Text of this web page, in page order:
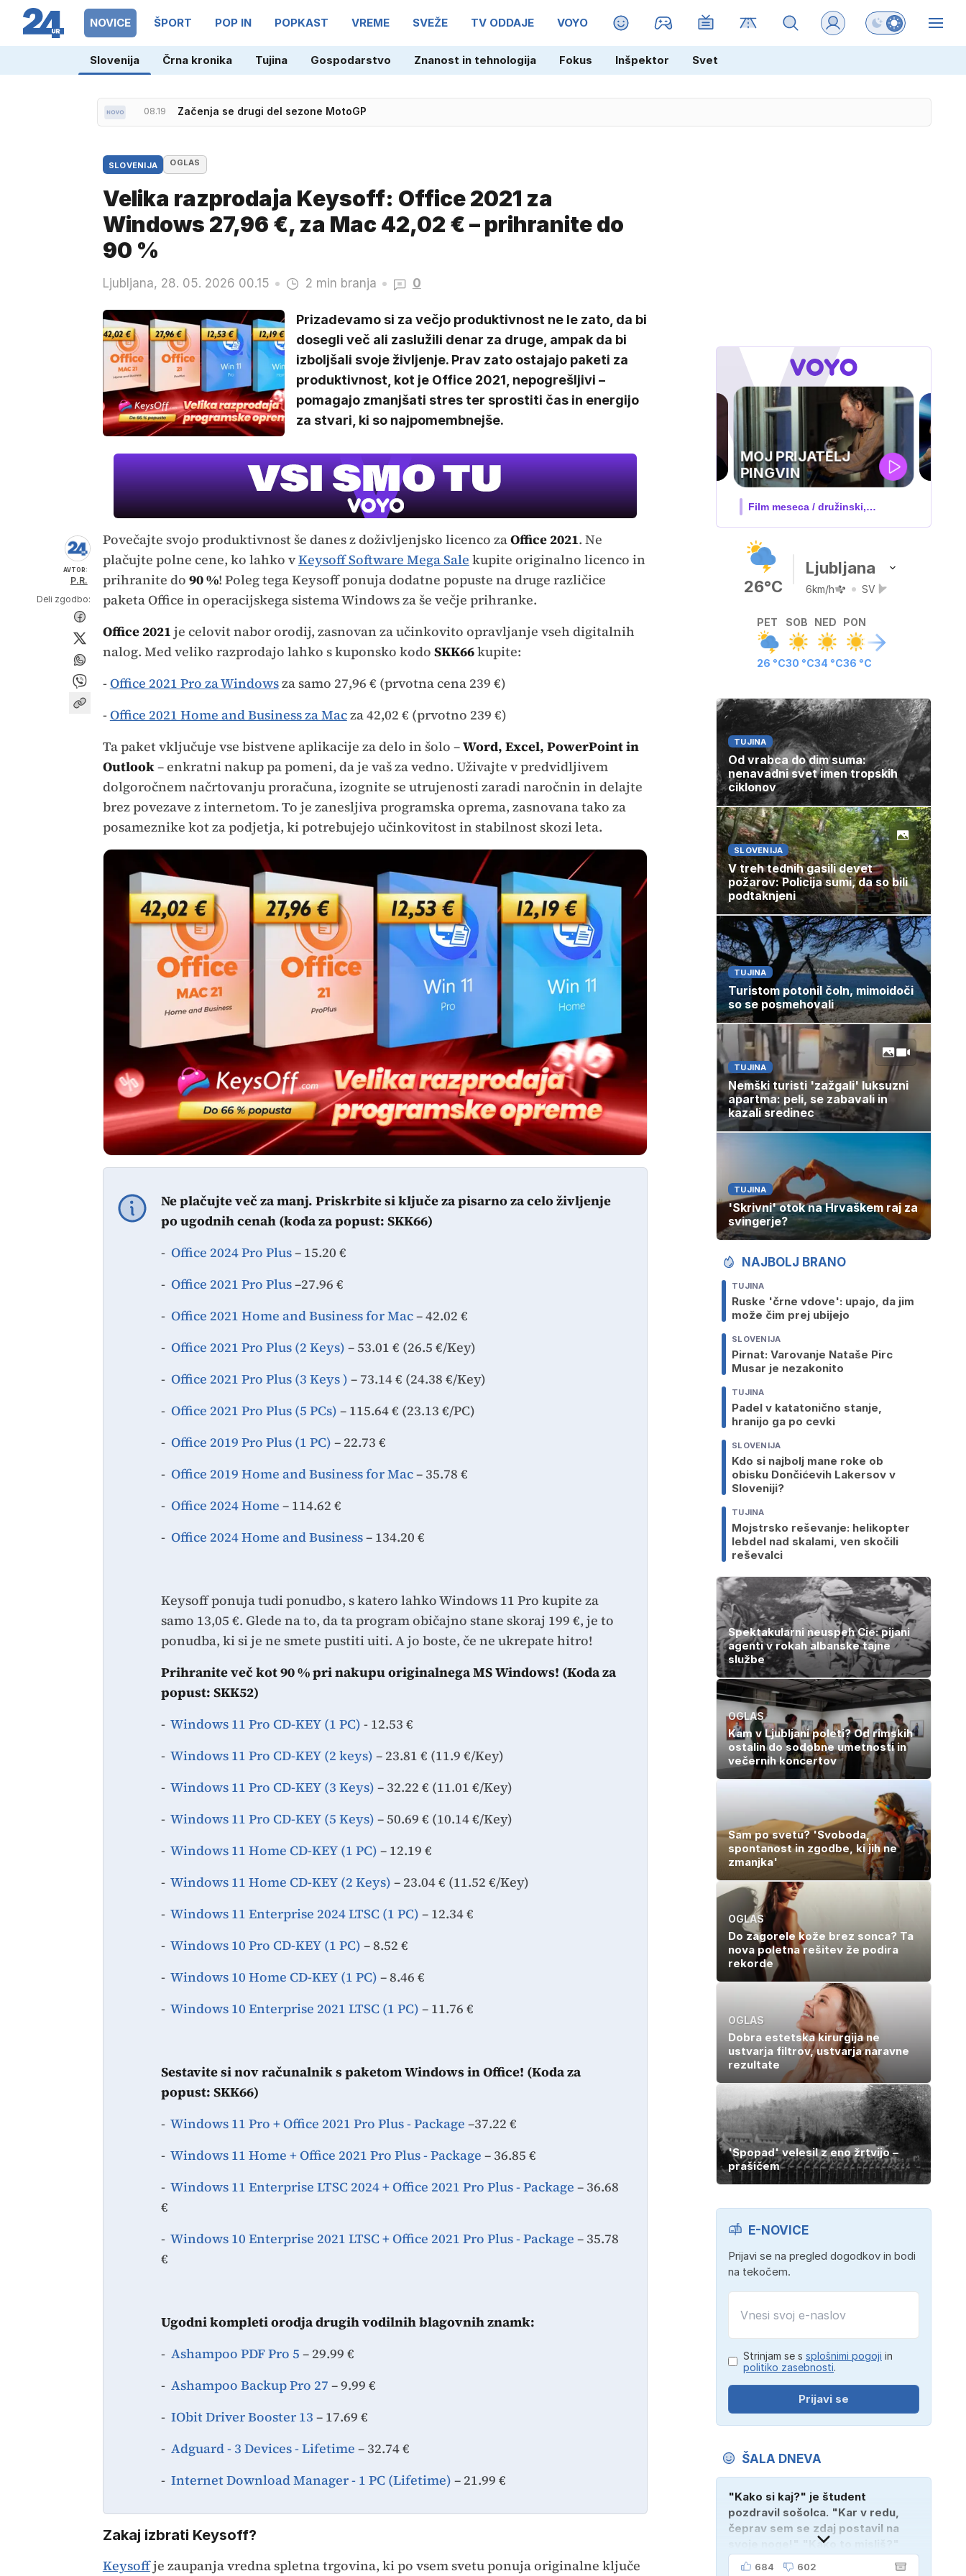
NOVICE ŠPORT POP IN POPKAST VREME SVEŽE TV ODDAJE VOYO MAGAZIN Preklopi barvni
Slovenija Črna kronika Tujina Gospodarstvo Znanost in tehnologija Fokus Inšpektor Svet
08.19 Začenja se drugi del sezone MotoGP
SLOVENIJA OGLAS
Velika razprodaja Keysoff: Office 2021 za
Windows 27,96 €, za Mac 42,02 € – prihranite do
90 %
Ljubljana, 28. 05. 2026 00.15 2 min branja 0
Prizadevamo si za večjo produktivnost ne le zato, da bi
dosegli več ali zaslužili denar za druge, ampak da bi
izboljšali svoje življenje. Prav zato ostajajo paketi za
produktivnost, kot je Office 2021, nepogrešljivi –
pomagajo zmanjšati stres ter sprostiti čas in energijo
za stvari, ki so najpomembnejše.
AVTOR:
P.R.
Deli zgodbo:
Povečajte svojo produktivnost še danes z doživljenjsko licenco zaOffice 2021. Ne
plačujte polne cene, ko lahko vKeysoff Software Mega Sale kupite originalno licenco in
prihranite do 90 %! Poleg tega Keysoff ponuja dodatne popuste na druge različice
paketa Office in operacijskega sistema Windows za še večje prihranke.
Office 2021 je celovit nabor orodij, zasnovan za učinkovito opravljanje vseh digitalnih
nalog. Med veliko razprodajo lahko s kuponsko kodo SKK66kupite:
-Office 2021 Pro za Windowsza samo 27,96 € (prvotna cena 239 €)
-Office 2021 Home and Business za Macza 42,02 € (prvotno 239 €)
Ta paket vključuje vse bistvene aplikacije za delo in šolo –Word, Excel, PowerPoint in
Outlook– enkratni nakup pa pomeni, da je vaš za vedno. Uživajte v predvidljivem
dolgoročnem načrtovanju proračuna, izognite se utrujenosti zaradi naročnin in delajte
brez povezave z internetom. To je zanesljiva programska oprema, zasnovana tako za
posameznike kot za podjetja, ki potrebujejo učinkovitost in stabilnost skozi leta.
Ne plačujte več za manj. Priskrbite si ključe za pisarno za celo življenje
po ugodnih cenah (koda za popust: SKK66)
- Office 2024 Pro Plus– 15.20 €
- Office 2021 Pro Plus–27.96 €
- Office 2021 Home and Business for Mac– 42.02 €
- Office 2021 Pro Plus (2 Keys) – 53.01 € (26.5 €/Key)
- Office 2021 Pro Plus (3 Keys ) – 73.14 € (24.38 €/Key)
- Office 2021 Pro Plus (5 PCs) – 115.64 € (23.13 €/PC)
- Office 2019 Pro Plus (1 PC) – 22.73 €
- Office 2019 Home and Business for Mac– 35.78 €
- Office 2024 Home – 114.62 €
- Office 2024 Home and Business– 134.20 €
Keysoff ponuja tudi ponudbo, s katero lahko Windows 11 Pro kupite za
samo 13,05 €. Glede na to, da ta program običajno stane skoraj 199 €, je to
ponudba, ki si je ne smete pustiti uiti. A jo boste, če ne ukrepate hitro!
Prihranite več kot 90 % pri nakupu originalnega MS Windows! (Koda za
popust: SKK52)
- Windows 11 Pro CD-KEY (1 PC) - 12.53 €
- Windows 11 Pro CD-KEY (2 keys) – 23.81 € (11.9 €/Key)
- Windows 11 Pro CD-KEY (3 Keys) – 32.22 € (11.01 €/Key)
- Windows 11 Pro CD-KEY (5 Keys) – 50.69 € (10.14 €/Key)
- Windows 11 Home CD-KEY (1 PC) – 12.19 €
- Windows 11 Home CD-KEY (2 Keys) – 23.04 € (11.52 €/Key)
- Windows 11 Enterprise 2024 LTSC (1 PC) – 12.34 €
- Windows 10 Pro CD-KEY (1 PC) – 8.52 €
- Windows 10 Home CD-KEY (1 PC) – 8.46 €
- Windows 10 Enterprise 2021 LTSC (1 PC) – 11.76 €
Sestavite si nov računalnik s paketom Windows in Office! (Koda za
popust: SKK66)
- Windows 11 Pro + Office 2021 Pro Plus - Package –37.22 €
- Windows 11 Home + Office 2021 Pro Plus - Package – 36.85 €
- Windows 11 Enterprise LTSC 2024 + Office 2021 Pro Plus - Package – 36.68
€
- Windows 10 Enterprise 2021 LTSC + Office 2021 Pro Plus - Package – 35.78
€
Ugodni kompleti orodja drugih vodilnih blagovnih znamk:
- Ashampoo PDF Pro 5 – 29.99 €
- Ashampoo Backup Pro 27 – 9.99 €
- IObit Driver Booster 13 – 17.69 €
- Adguard - 3 Devices - Lifetime – 32.74 €
- Internet Download Manager - 1 PC (Lifetime) – 21.99 €
Zakaj izbrati Keysoff?
Keysoffje zaupanja vredna spletna trgovina, ki po vsem svetu ponuja originalne ključe
pustolovski
UEFA
SUPERPOKAL
V živo na VOYO: sreda ob 20.30
26°C
Ljubljana
6km/h SV
PET
26 °C
SOB
30 °C
NED
34 °C
PON
36 °C
TUJINA
Od vrabca do dim suma:
nenavadni svet imen tropskih
ciklonov
SLOVENIJA
V treh tednih gasili devet
požarov: Policija sumi, da so bili
podtaknjeni
TUJINA
Turistom potonil čoln, mimoidoči
so se posmehovali
TUJINA
Nemški turisti 'zažgali' luksuzni
apartma: peli, se zabavali in
kazali sredinec
TUJINA
'Skrivni' otok na Hrvaškem raj za
svingerje?
NAJBOLJ BRANO
TUJINA
Ruske 'črne vdove': upajo, da jim
može čim prej ubijejo
SLOVENIJA
Pirnat: Varovanje Nataše Pirc
Musar je nezakonito
TUJINA
Padel v katatonično stanje,
hranijo ga po cevki
SLOVENIJA
Kdo si najbolj mane roke ob
obisku Dončićevih Lakersov v
Sloveniji?
TUJINA
Mojstrsko reševanje: helikopter
lebdel nad skalami, ven skočili
reševalci
Spektakularni neuspeh Cie: pijani
agenti v rokah albanske tajne
službe
OGLAS
Kam v Ljubljani poleti? Od rimskih
ostalin do sodobne umetnosti in
večernih koncertov
Sam po svetu? 'Svoboda,
spontanost in zgodbe, ki jih ne
zmanjka'
OGLAS
Do zagorele kože brez sonca? Ta
nova poletna rešitev že podira
rekorde
OGLAS
Dobra estetska kirurgija ne
ustvarja filtrov, ustvarja naravne
rezultate
'Spopad' velesil z eno žrtvijo –
prašičem
E-NOVICE
Prijavi se na pregled dogodkov in bodi
na tekočem.
Strinjam se s splošnimi pogoji in
politiko zasebnosti.
Prijavi se
ŠALA DNEVA
"Kako si kaj?" je študent
pozdravil sošolca. "Kar v redu,
čeprav sem se zdaj postavil na
svoje noge!" "Kako to misliš?"
"Oče mi je vzel avto!"
684 602